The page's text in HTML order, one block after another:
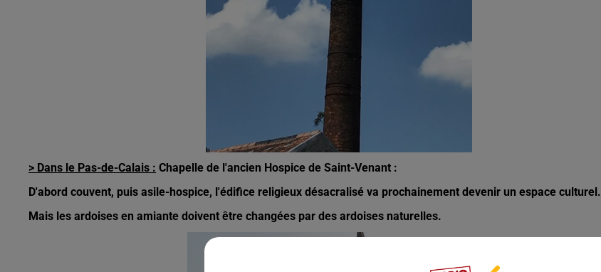
> Dans le Pas-de-Calais : Chapelle de l'ancien Hospice de Saint-Venant :
D'abord couvent, puis asile-hospice, l'édifice religieux désacralisé va prochainement devenir un espace culturel.
Mais les ardoises en amiante doivent être changées par des ardoises naturelles.